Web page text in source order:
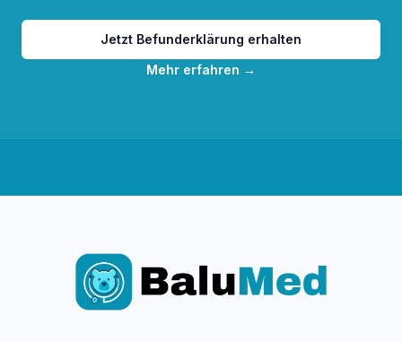
Jetzt Befunderklärung erhalten
Mehr erfahren →